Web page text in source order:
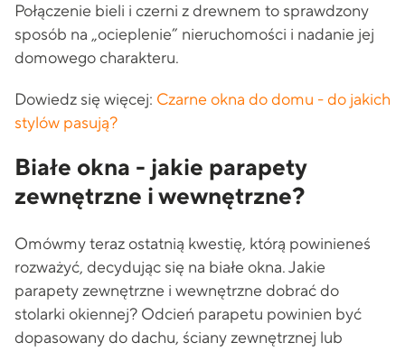
Połączenie bieli i czerni z drewnem to sprawdzony
sposób na „ocieplenie” nieruchomości i nadanie jej
domowego charakteru.
Dowiedz się więcej: Czarne okna do domu - do jakich
stylów pasują?
Białe okna - jakie parapety
zewnętrzne i wewnętrzne?
Omówmy teraz ostatnią kwestię, którą powinieneś
rozważyć, decydując się na białe okna. Jakie
parapety zewnętrzne i wewnętrzne dobrać do
stolarki okiennej? Odcień parapetu powinien być
dopasowany do dachu, ściany zewnętrznej lub